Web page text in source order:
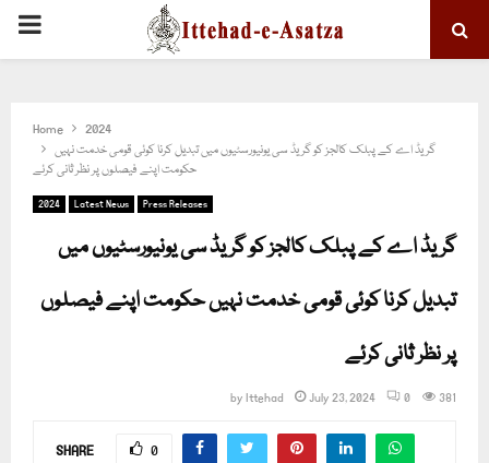
PRIMARY
Home
2024
گریڈ اے کے پبلک کالجز کو گریڈ سی یونیورسٹیوں میں تبدیل کرنا کوئی قومی خدمت نہیں
حکومت اپنے فیصلوں پر نظر ثانی کرئے
2024 Latest News Press Releases
گریڈ اے کے پبلک کالجز کو گریڈ سی یونیورسٹیوں میں
تبدیل کرنا کوئی قومی خدمت نہیں حکومت اپنے فیصلوں
پر نظر ثانی کرئے
byIttehad July 23, 2024 0 381
SHARE 0